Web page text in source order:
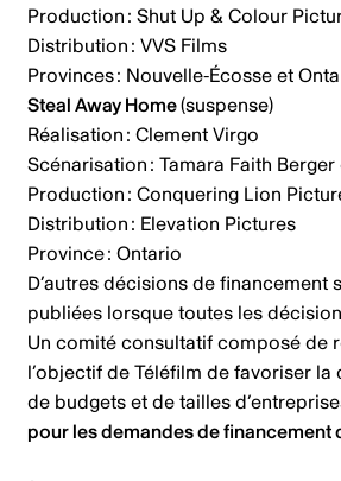
Production : Shut Up & Colour
Distribution : VVS Films
Provinces : Nouvelle-Écosse et
Steal Away Home(suspense)
Réalisation : Clement Virgo
Scénarisation : Tamara Faith
Production : Conquering Lion
Distribution : Elevation Pictures
Province : Ontario
D’autres décisions de
publiées lorsque toutes les
Un comité consultatif composé de
l’objectif de Téléfilm de favoriser
de budgets et de tailles
pour les demandes de financement